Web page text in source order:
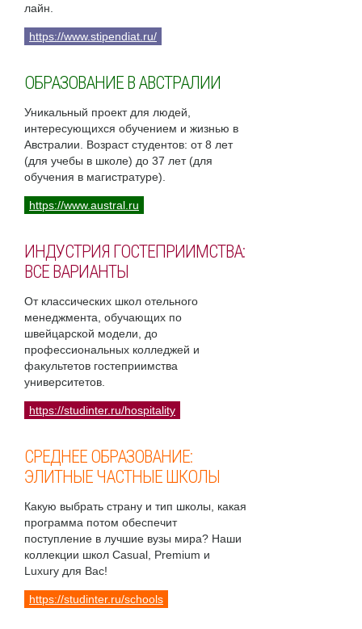
лайн.
https://www.stipendiat.ru/
ОБРАЗОВАНИЕ В АВСТРАЛИИ
Уникальный проект для людей,
интересующихся обучением и жизнью в
Австралии. Возраст студентов: от 8 лет
(для учебы в школе) до 37 лет (для
обучения в магистратуре).
https://www.austral.ru
ИНДУСТРИЯ ГОСТЕПРИИМСТВА:
ВСЕ ВАРИАНТЫ
От классических школ отельного
менеджмента, обучающих по
швейцарской модели, до
профессиональных колледжей и
факультетов гостеприимства
университетов.
https://studinter.ru/hospitality
СРЕДНЕЕ ОБРАЗОВАНИЕ:
ЭЛИТНЫЕ ЧАСТНЫЕ ШКОЛЫ
Какую выбрать страну и тип школы, какая
программа потом обеспечит
поступление в лучшие вузы мира? Наши
коллекции школ Casual, Premium и
Luxury для Вас!
https://studinter.ru/schools